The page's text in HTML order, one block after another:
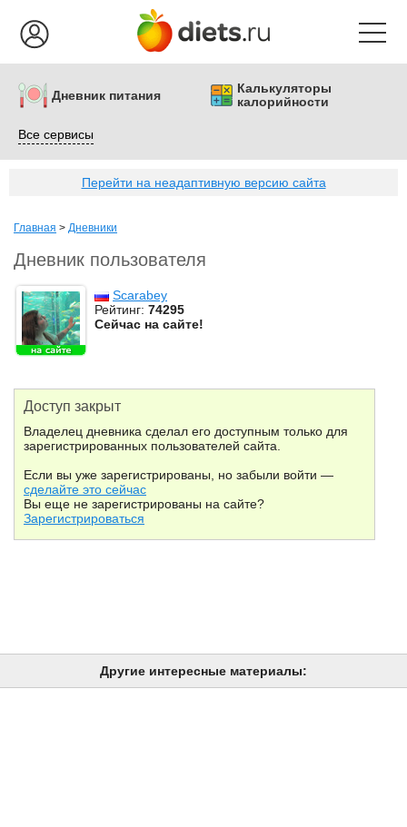
Дневник питания
Калькуляторы
калорийности
Все сервисы
Перейти на неадаптивную версию сайта
Главная > Дневники
Дневник пользователя
Scarabey
Рейтинг: 74295
Сейчас на сайте!
Доступ закрыт
Владелец дневника сделал его доступным только для
зарегистрированных пользователей сайта.
Если вы уже зарегистрированы, но забыли войти —
сделайте это сейчас
Вы еще не зарегистрированы на сайте?
Зарегистрироваться
Другие интересные материалы: